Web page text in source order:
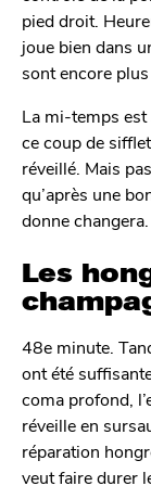
pied droit.
joue bien dans
sont encore
La mi-temps est
ce coup de
réveillé. Mais
qu’après une
donne
Les
48e minute.
ont été
coma profond,
réveille en
réparation
veut faire durer